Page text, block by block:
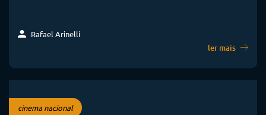
Rafael Arinelli
ler mais
cinema nacional